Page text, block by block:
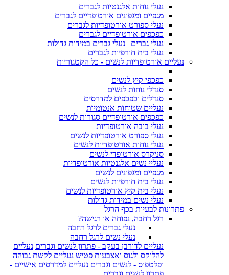
נעלי נוחות אלגנטיות לגברים
מגפיים ומגפונים אורטופדיים לגברים
נעלי ספורט אורטופדיות לגברים
כפכפים אורטופדיים לגברים
נעלי גברים | נעלי גברים במידות גדולות
נעלי בית חורפיות לגברים
נעליים אורטופדיות לנשים - כל הקטגוריות
כפכפי קיץ לנשים
סנדלי נוחות לנשים
סנדלים וכפכפים למדרסים
נעליים שטוחות אנטומיות
כפכפים אורטופדיים סגורות לנשים
נעלי בובה אורטופדיות
נעלי ספורט אורטופדיות לנשים
נעלי נוחות אורטופדיות לנשים
סניקרס אורטופדי לנשים
נעליי נשים אלגנטיות אורטופדיות
מגפיים ומגפונים לנשים
נעלי בית חורפיות לנשים
נעלי בית קיץ אורטופדיות לנשים
נעלי נשים במידות גדולות
פתרונות לבעיות בכף הרגל
רגל רחבה, נפוחה או רגישה?
נעלי גברים לרגל רחבה
נעלי נשים לרגל רחבה
נעליים לדורבן בעקב - פתרון לנשים וגברים נעליים
להלוקס ולגוס ואצבעות פטיש נעליים לקשת גבוהה
ופלטפוס - לנשים וגברים נעליים למדרסים אישיים -